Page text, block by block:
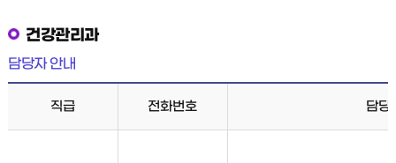
건강관리과
담당자 안내
직급 전화번호 담당